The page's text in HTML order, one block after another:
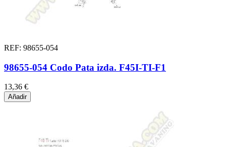
REF: 98655-054
98655-054 Codo Pata izda. F45I-TI-F1
13,36 €
Añadir